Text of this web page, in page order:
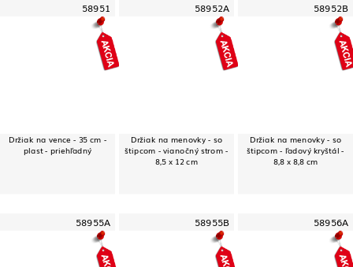
58951
Držiak na vence - 35 cm -
plast - priehľadný
58952A
Držiak na menovky - so
štipcom - vianočný strom -
8,5 x 12 cm
58952B
Držiak na menovky - so
štipcom - ľadový kryštál -
8,8 x 8,8 cm
58955A 58955B 58956A